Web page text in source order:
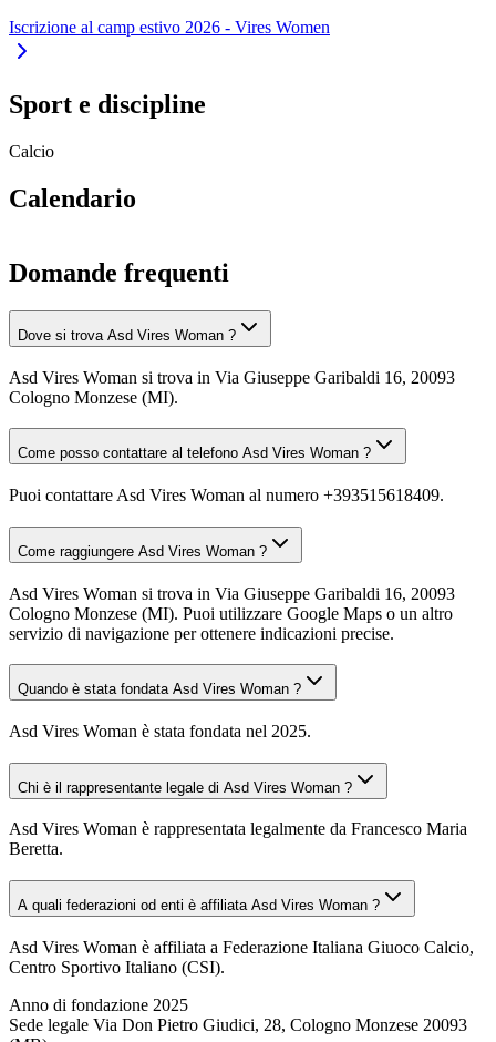
Iscrizione al camp estivo 2026 - Vires Women
Sport e discipline
Calcio
Calendario
Domande frequenti
Dove si trova Asd Vires Woman ?
Asd Vires Woman si trova in Via Giuseppe Garibaldi 16, 20093
Cologno Monzese (MI).
Come posso contattare al telefono Asd Vires Woman ?
Puoi contattare Asd Vires Woman al numero +393515618409.
Come raggiungere Asd Vires Woman ?
Asd Vires Woman si trova in Via Giuseppe Garibaldi 16, 20093
Cologno Monzese (MI). Puoi utilizzare Google Maps o un altro
servizio di navigazione per ottenere indicazioni precise.
Quando è stata fondata Asd Vires Woman ?
Asd Vires Woman è stata fondata nel 2025.
Chi è il rappresentante legale di Asd Vires Woman ?
Asd Vires Woman è rappresentata legalmente da Francesco Maria
Beretta.
A quali federazioni od enti è affiliata Asd Vires Woman ?
Asd Vires Woman è affiliata a Federazione Italiana Giuoco Calcio,
Centro Sportivo Italiano (CSI).
Anno di fondazione 2025
Sede legale Via Don Pietro Giudici, 28, Cologno Monzese 20093